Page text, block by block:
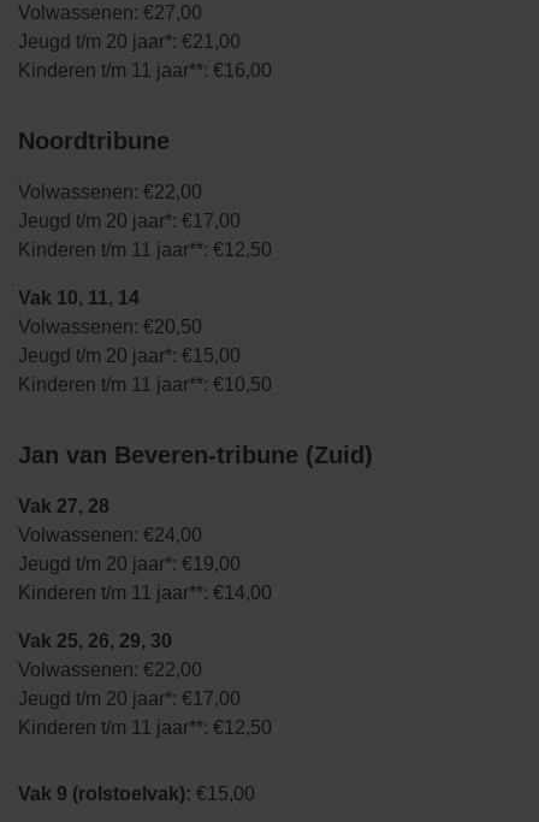
Volwassenen: €27,00
Jeugd t/m 20 jaar*: €21,00
Kinderen t/m 11 jaar**: €16,00
Noordtribune
Volwassenen: €22,00
Jeugd t/m 20 jaar*: €17,00
Kinderen t/m 11 jaar**: €12,50
Vak 10, 11, 14
Volwassenen: €20,50
Jeugd t/m 20 jaar*: €15,00
Kinderen t/m 11 jaar**: €10,50
Jan van Beveren-tribune (Zuid)
Vak 27, 28
Volwassenen: €24,00
Jeugd t/m 20 jaar*: €19,00
Kinderen t/m 11 jaar**: €14,00
Vak 25, 26, 29, 30
Volwassenen: €22,00
Jeugd t/m 20 jaar*: €17,00
Kinderen t/m 11 jaar**: €12,50
Vak 9 (rolstoelvak): €15,00